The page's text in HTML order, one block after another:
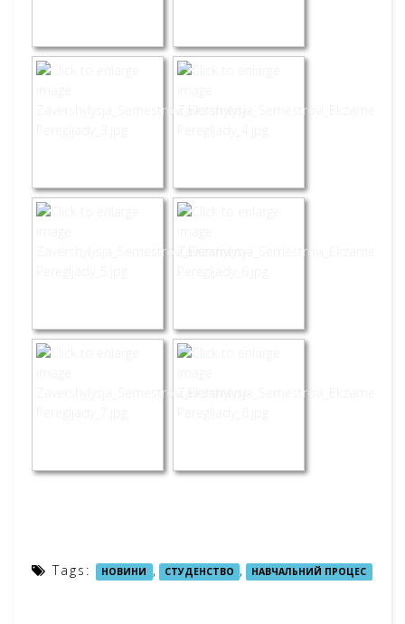
Tags: НОВИНИ , СТУДЕНСТВО , НАВЧАЛЬНИЙ ПРОЦЕС